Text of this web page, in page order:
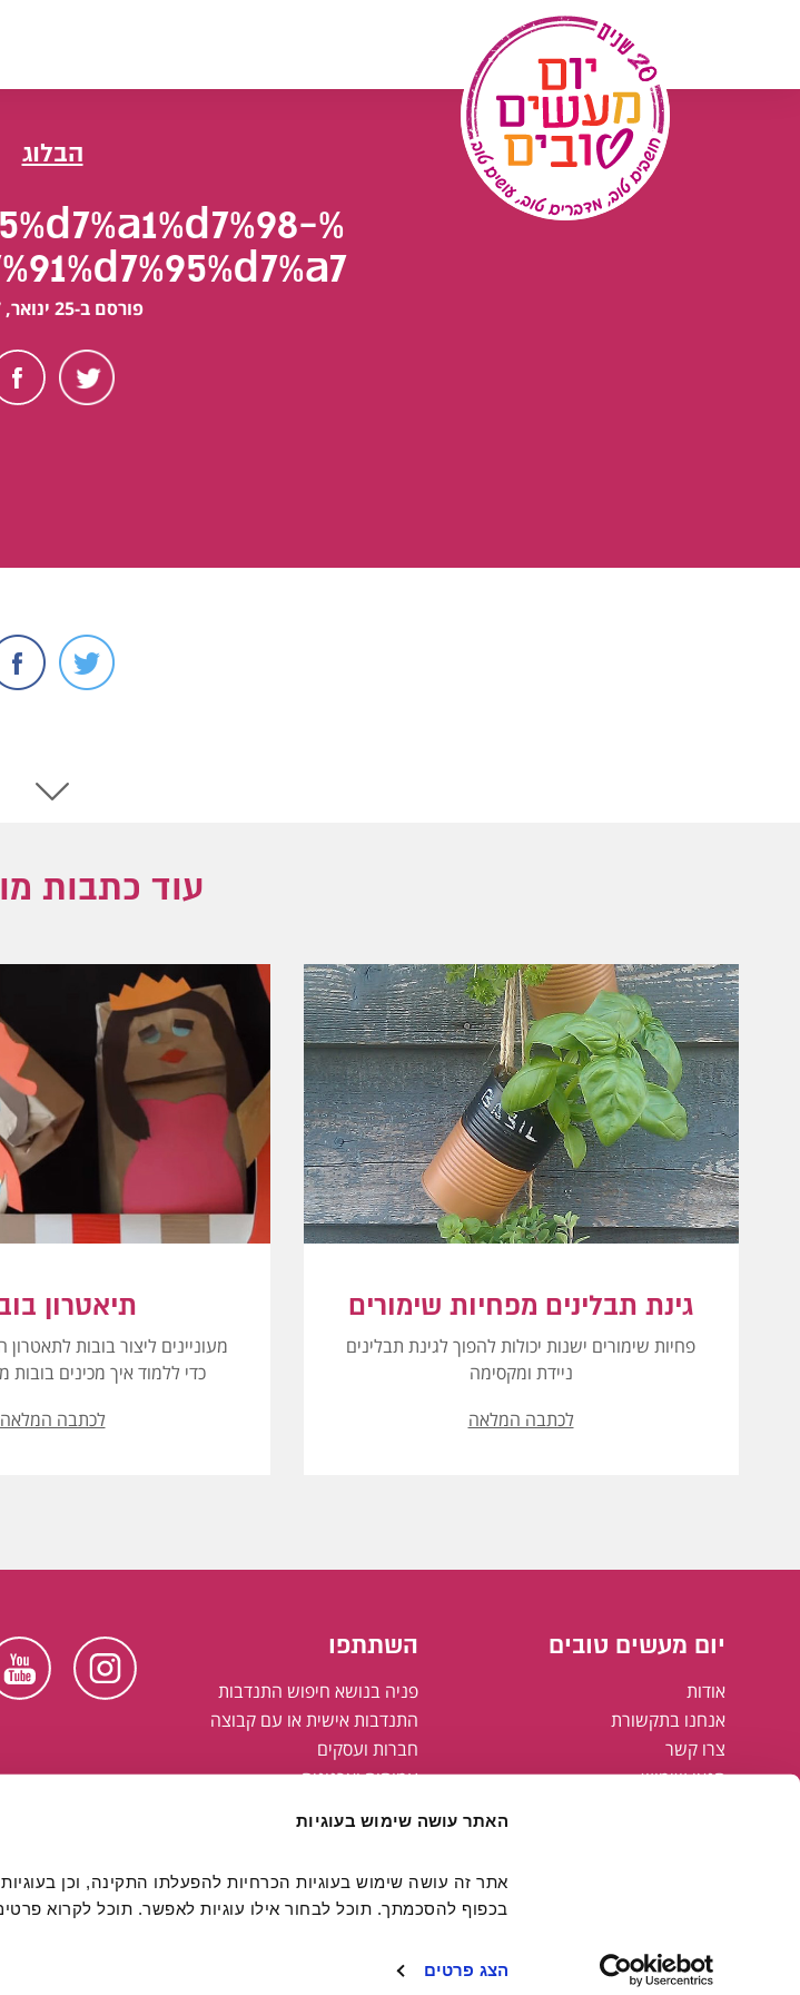
האתר עושה שימוש בעוגיות
בכפוף להסכמתך. תוכל לבחור אילו עוגיות לאפשר. תוכל לקרוא
הצג פרטים
הבלוג
פורסם ב-25 ינואר, 2017
עוד כתבות
גינת תבלינים מפחיות שימורים
פחיות שימורים ישנות יכולות להפוך לגינת תבלינים
ניידת ומקסימה
לכתבה המלאה
תיאטרון
מעוניינים ליצור בובות
כדי ללמוד איך מכינים בובות
לכתבה המלאה
יום מעשים טובים
אודות
אנחנו בתקשורת
צרו קשר
תנאי שימוש
FAMING#
השתתפו
פניה בנושא חיפוש התנדבות
התנדבות אישית או עם קבוצה
חברות ועסקים
עמותות וארגונים